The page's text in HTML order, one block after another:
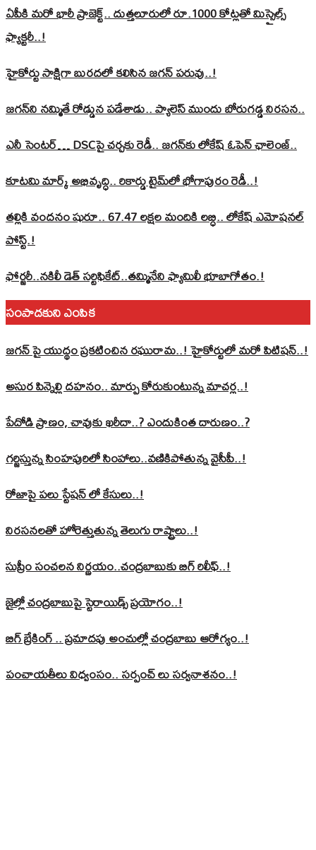
ఏపీకి మరో భారీ ప్రాజెక్ట్.. దుత్తలూరులో రూ.1000 కోట్లతో మిస్సైల్స్
ఫ్యాక్టరీ..!
హైకోర్టు సాక్షిగా బురదలో కలిసిన జగన్ పరువు..!
జగన్‌ని నమ్మితే రోడ్డున పడేశాడు.. ప్యాలెస్‌ ముందు బోరుగడ్డ నిరసన..
ఎనీ సెంటర్‌… DSCపై చర్చకు రెడీ.. జగన్‌కు లోకేష్‌ ఓపెన్ ఛాలెంజ్..
కూటమి మార్క్ అభివృద్ధి.. రికార్డు టైమ్‌లో భోగాపురం రెడీ..!
తల్లికి వందనం షురూ.. 67.47 లక్షల మందికి లబ్ధి.. లోకేష్‌ ఎమోషనల్
పోస్ట్‌.!
ఫోర్జరీ..నకిలీ డెత్ సర్టిఫికేట్..తమ్మినేని ఫ్యామిలీ భూబాగోతం.!
సంపాదకుని ఎంపిక
జగన్ పై యుద్థం ప్రకటించిన రఘురామ..! హైకోర్టులో మరో పిటిషన్..!
అసుర పిన్నెల్లి దహనం.. మార్పు కోరుకుంటున్న మాచర్ల..!
పేదోడి ప్రాణం, చావుకు ఖరీదా..? ఎందుకింత దారుణం..?
గర్జిస్తున్న సింహపురిలో సింహాలు..వణికిపోతున్న వైసీపీ..!
రోజాపై పలు స్టేషన్ లో కేసులు..!
నిరసనలతో హోరెత్తుతున్న తెలుగు రాష్ట్రాలు..!
సుప్రీం సంచలన నిర్ణయం..చంద్రబాబుకు బిగ్ రిలీఫ్..!
జైల్లో చంద్రబాబుపై స్టెరాయిడ్స్ ప్రయోగం..!
బిగ్ బ్రేకింగ్ .. ప్రమాదపు అంచుల్లో చంద్రబాబు ఆరోగ్యం..!
పంచాయతీలు విధ్వంసం.. సర్పంచ్ లు సర్వనాశనం..!